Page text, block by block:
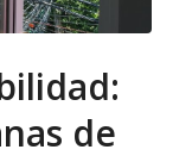
de